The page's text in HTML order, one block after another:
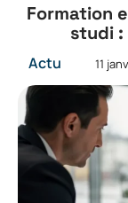
Formation
studi
Actu 11